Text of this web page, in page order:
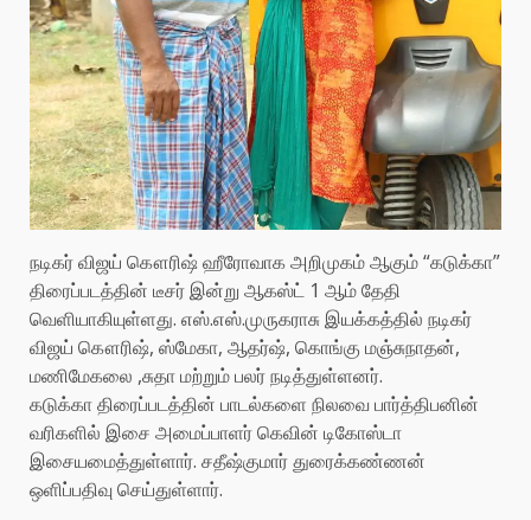
நடிகர் விஜய் கௌரிஷ் ஹீரோவாக அறிமுகம் ஆகும் “கடுக்கா”
திரைப்படத்தின் டீசர் இன்று ஆகஸ்ட் 1 ஆம் தேதி
வெளியாகியுள்ளது. எஸ்.எஸ்.முருகராசு இயக்கத்தில் நடிகர்
விஜய் கௌரிஷ், ஸ்மேகா, ஆதர்ஷ், கொங்கு மஞ்சுநாதன்,
மணிமேகலை ,சுதா மற்றும் பலர் நடித்துள்ளனர்.
கடுக்கா திரைப்படத்தின் பாடல்களை நிலவை பார்த்திபனின்
வரிகளில் இசை அமைப்பாளர் கெவின் டிகோஸ்டா
இசையமைத்துள்ளார். சதீஷ்குமார் துரைக்கண்ணன்
ஒளிப்பதிவு செய்துள்ளார்.